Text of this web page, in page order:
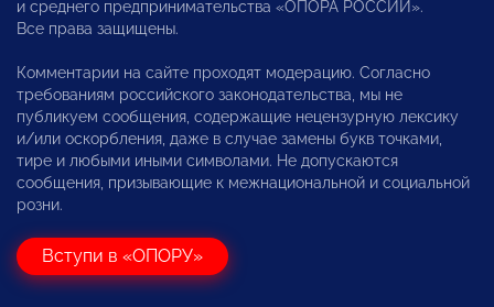
и среднего предпринимательства «ОПОРА РОССИИ».
Все права защищены.
Комментарии на сайте проходят модерацию. Согласно
требованиям российского законодательства, мы не
публикуем сообщения, содержащие нецензурную лексику
и/или оскорбления, даже в случае замены букв точками,
тире и любыми иными символами. Не допускаются
сообщения, призывающие к межнациональной и социальной
розни.
Вступи в «ОПОРУ»